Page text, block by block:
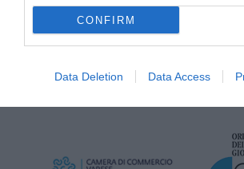
CONFIRM
Data Deletion Data Access
CON IL